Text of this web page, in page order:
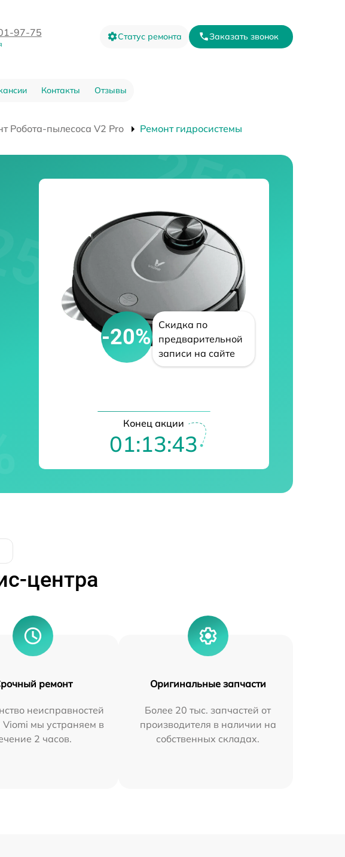
97-75 Статус ремонта Заказать звонок
Контакты Отзывы
Робота-пылесоса V2 Pro Ремонт гидросистемы
-20%
Скидка по
предварительной
записи на сайте
Конец акции
01:13:42
центра
ремонт
неисправностей
Viomi мы устраняем в
2 часов.
Оригинальные запчасти
Более 20 тыс. запчастей от
производителя в наличии на
собственных складах.